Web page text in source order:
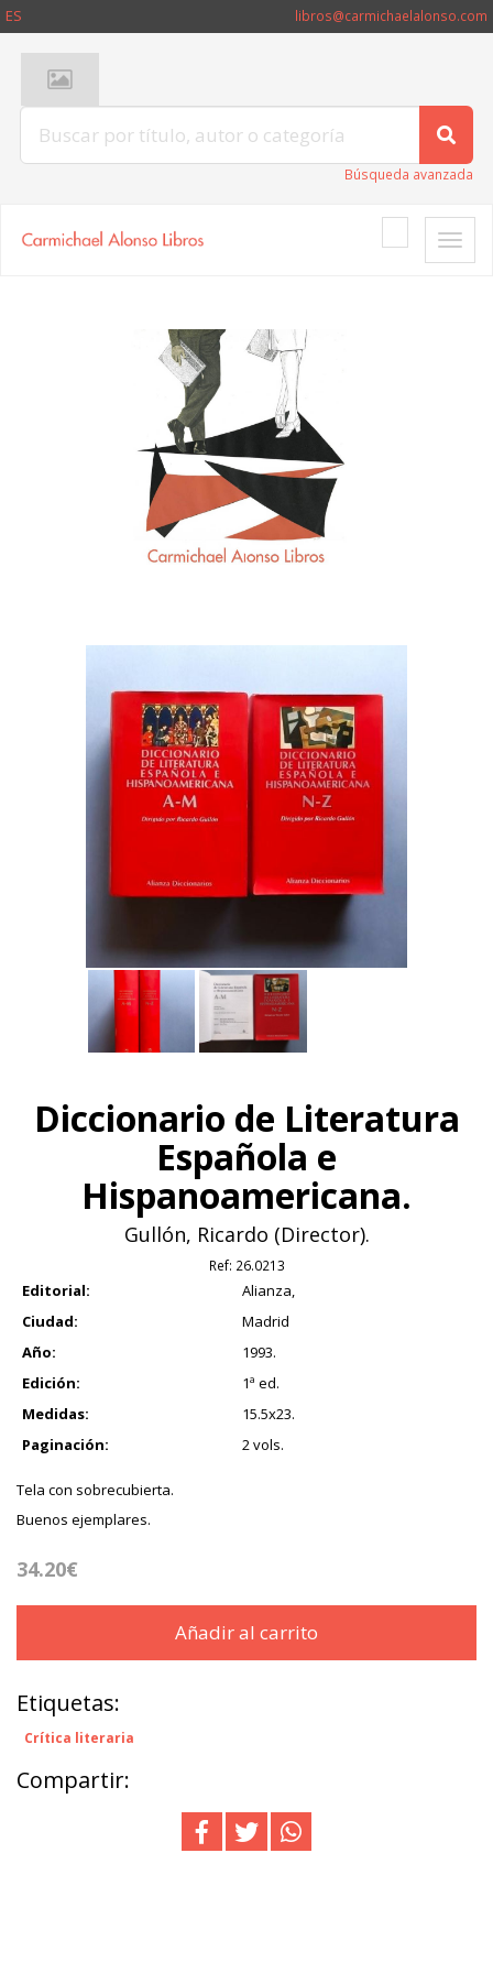
ES libros@carmichaelalonso.com
Búsqueda avanzada
Toggle
Diccionario de Literatura
Española e
Hispanoamericana.
Gullón, Ricardo (Director).
Ref: 26.0213
Editorial:
Alianza,
Ciudad:
Madrid
Año:
1993.
Edición:
1ª ed.
Medidas:
15.5x23.
Paginación:
2 vols.
Tela con sobrecubierta.
Buenos ejemplares.
34.20€
Añadir al carrito
Etiquetas:
Crítica literaria
Compartir: